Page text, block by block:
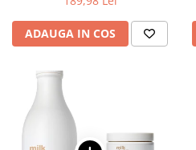
ADAUGA IN COS